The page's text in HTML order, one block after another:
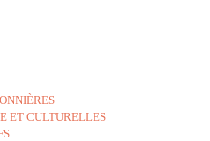
ET CULTURELLES